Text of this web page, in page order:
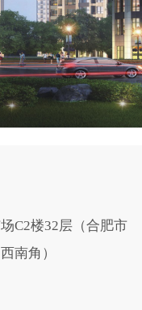
C2楼32层（合肥市
南角）